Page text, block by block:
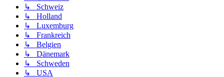
↳ Schweiz
↳ Holland
↳ Luxemburg
↳ Frankreich
↳ Belgien
↳ Dänemark
↳ Schweden
↳ USA